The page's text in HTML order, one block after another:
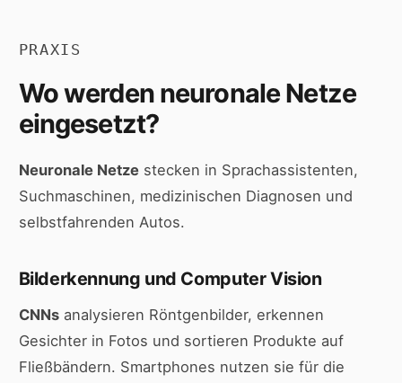
PRAXIS
Wo werden neuronale Netze
eingesetzt?
Neuronale Netzestecken in Sprachassistenten,
Suchmaschinen, medizinischen Diagnosen und
selbstfahrenden Autos.
Bilderkennung und Computer Vision
CNNsanalysieren Röntgenbilder, erkennen
Gesichter in Fotos und sortieren Produkte auf
Fließbändern. Smartphones nutzen sie für die